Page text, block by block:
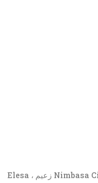
Elesa ، زعيم Nimbasa City Gym ، متخصص في استخدام